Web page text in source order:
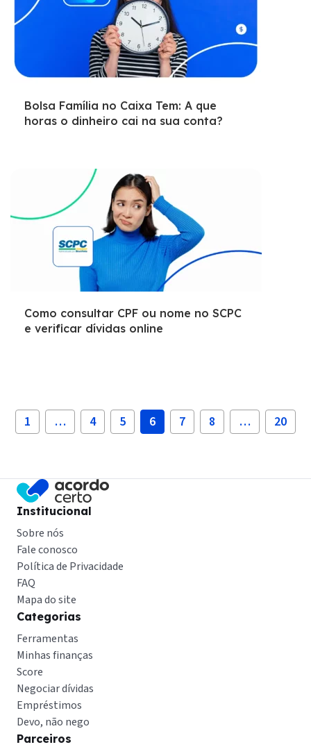
Bolsa Família no Caixa Tem: A que
horas o dinheiro cai na sua conta?
Como consultar CPF ou nome no SCPC
e verificar dívidas online
1 … 4 5 6 7 8 … 20
Institucional
Sobre nós
Fale conosco
Política de Privacidade
FAQ
Mapa do site
Categorias
Ferramentas
Minhas finanças
Score
Negociar dívidas
Empréstimos
Devo, não nego
Parceiros